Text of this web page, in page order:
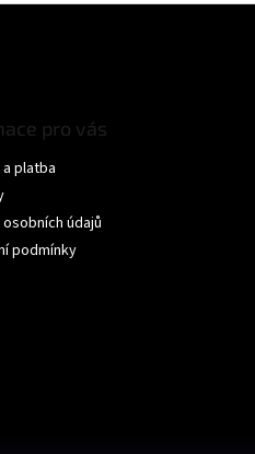
pro vás
platba
údajů
podmínky